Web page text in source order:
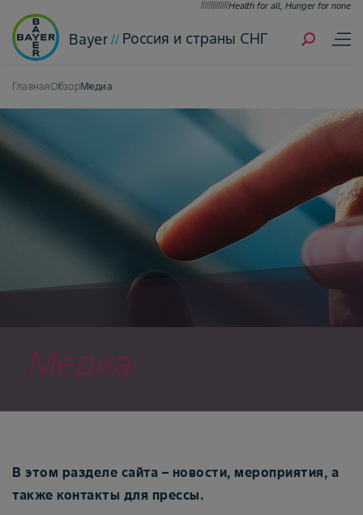
Health for all, Hunger for none
Bayer Россия и страны СНГ
ГлавнаяОбзорМедиа
Медиа
В этом разделе сайта – новости, мероприятия, а
также контакты для прессы.